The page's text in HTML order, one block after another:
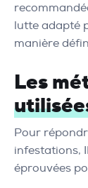
lutte adapté
manière
Les
Pour
infestations,
éprouvées